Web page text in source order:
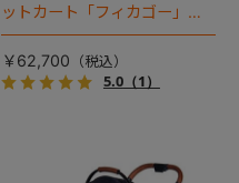
ットカート「フィカゴー」に
キャビン着脱タイプが新登
場！
￥62,700
5.0（1）